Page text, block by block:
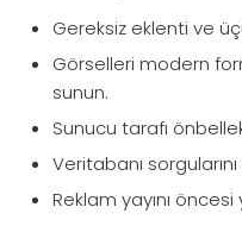
Gereksiz eklenti ve
Görselleri modern
sunun.
Sunucu tarafı
Veritabanı
Reklam yayını